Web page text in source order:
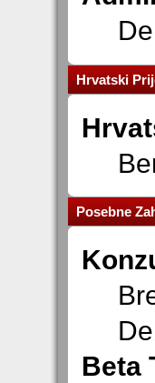
Hrvatski
Posebne
Beta